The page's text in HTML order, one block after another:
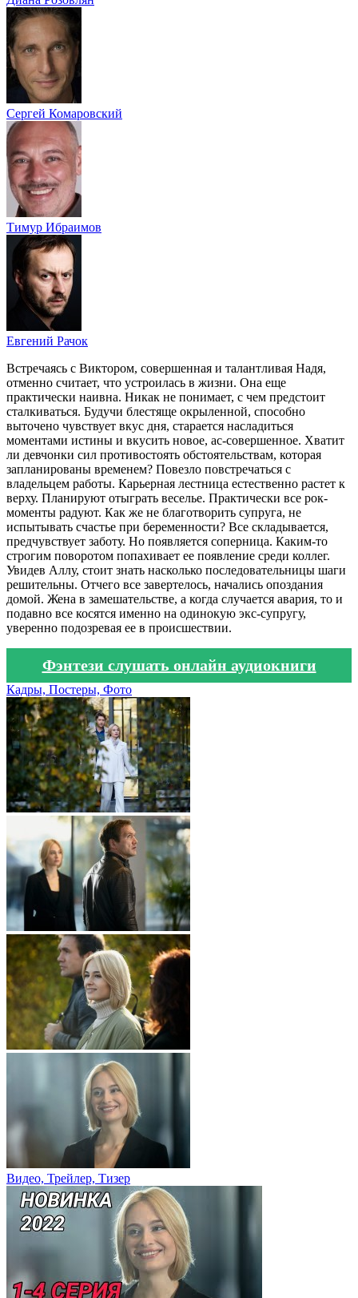
Сергей Комаровский
Тимур Ибраимов
Евгений Рачок
Встречаясь с Виктором, совершенная и талантливая Надя,
отменно считает, что устроилась в жизни. Она еще
практически наивна. Никак не понимает, с чем предстоит
сталкиваться. Будучи блестяще окрыленной, способно
выточено чувствует вкус дня, старается насладиться
моментами истины и вкусить новое, ас-совершенное. Хватит
ли девчонки сил противостоять обстоятельствам, которая
запланированы временем? Повезло повстречаться с
владельцем работы. Карьерная лестница естественно растет к
верху. Планируют отыграть веселье. Практически все рок-
моменты радуют. Как же не благотворить супруга, не
испытывать счастье при беременности? Все складывается,
предчувствует заботу. Но появляется соперница. Каким-то
строгим поворотом попахивает ее появление среди коллег.
Увидев Аллу, стоит знать насколько последовательницы шаги
решительны. Отчего все завертелось, начались опоздания
домой. Жена в замешательстве, а когда случается авария, то и
подавно все косятся именно на одинокую экс-супругу,
уверенно подозревая ее в происшествии.
Фэнтези слушать онлайн аудиокниги
Кадры, Постеры, Фото
Видео, Трейлер, Тизер